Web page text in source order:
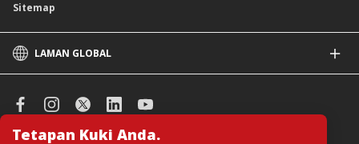
Tetapan Kuki Anda.
Sitemap
LAMAN GLOBAL
CIMB Islamic
CIMB Bank (SG)
CIMB Bank (KH)